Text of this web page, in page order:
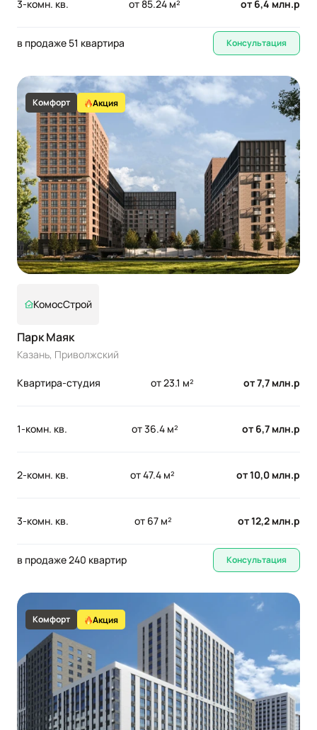
3-комн. кв. от 85.24 м² от 6,4 млн.р
в продаже 51 квартира Консультация
Комфорт Акция
КомосСтрой
Парк Маяк
Казань, Приволжский
Квартира-студия от 23.1 м² от 7,7 млн.р
1-комн. кв. от 36.4 м² от 6,7 млн.р
2-комн. кв. от 47.4 м² от 10,0 млн.р
3-комн. кв. от 67 м² от 12,2 млн.р
в продаже 240 квартир Консультация
Комфорт Акция